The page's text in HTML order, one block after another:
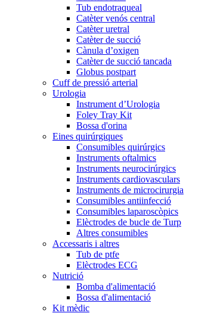
Tub endotraqueal
Catèter venós central
Catèter uretral
Catèter de succió
Cànula d’oxigen
Catèter de succió tancada
Globus postpart
Cuff de pressió arterial
Urologia
Instrument d’Urologia
Foley Tray Kit
Bossa d'orina
Eines quirúrgiques
Consumibles quirúrgics
Instruments oftalmics
Instruments neurocirúrgics
Instruments cardiovasculars
Instruments de microcirurgia
Consumibles antiinfecció
Consumibles laparoscòpics
Elèctrodes de bucle de Turp
Altres consumibles
Accessaris i altres
Tub de ptfe
Elèctrodes ECG
Nutrició
Bomba d'alimentació
Bossa d'alimentació
Kit mèdic